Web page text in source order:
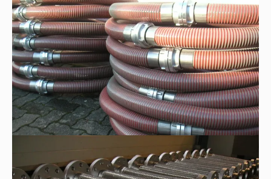
Metall-Edelstahlwellschläuche